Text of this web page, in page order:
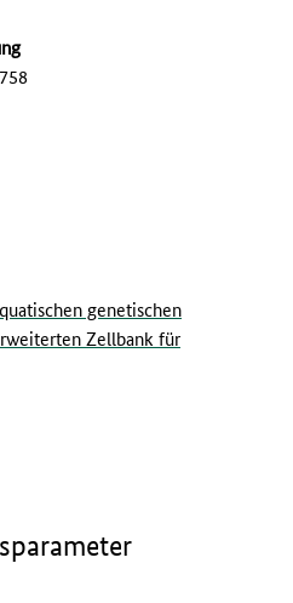
genetischen
Zellbank für